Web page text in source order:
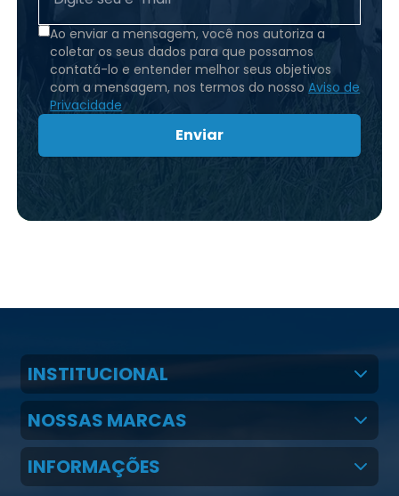
Ao enviar a mensagem, você nos autoriza a
coletar os seus dados para que possamos
contatá-lo e entender melhor seus objetivos
com a mensagem, nos termos do nossoAviso de
Privacidade
Enviar
INSTITUCIONAL
Quem Somos
Claudio Martins Real
LGPD
NOSSAS MARCAS
Real H Nutrição Animal
CMR Saúde
INFORMAÇÕES